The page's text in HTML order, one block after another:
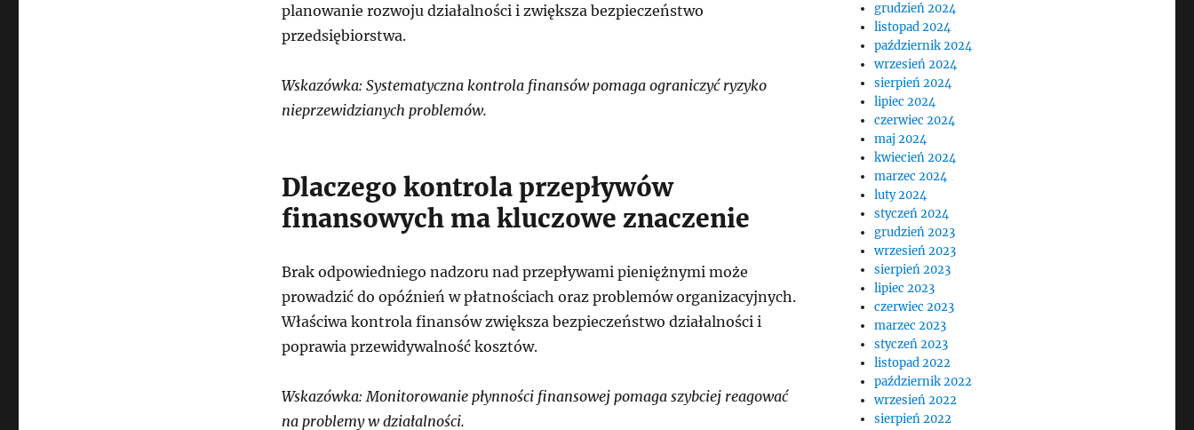
planowanie rozwoju działalności i zwiększa bezpieczeństwo
przedsiębiorstwa.
Wskazówka: Systematyczna kontrola finansów pomaga ograniczyć ryzyko
nieprzewidzianych problemów.
Dlaczego kontrola przepływów
finansowych ma kluczowe znaczenie
Brak odpowiedniego nadzoru nad przepływami pieniężnymi może
prowadzić do opóźnień w płatnościach oraz problemów organizacyjnych.
Właściwa kontrola finansów zwiększa bezpieczeństwo działalności i
poprawia przewidywalność kosztów.
Wskazówka: Monitorowanie płynności finansowej pomaga szybciej reagować
na problemy w działalności.
grudzień 2024
listopad 2024
październik 2024
wrzesień 2024
sierpień 2024
lipiec 2024
czerwiec 2024
maj 2024
kwiecień 2024
marzec 2024
luty 2024
styczeń 2024
grudzień 2023
wrzesień 2023
sierpień 2023
lipiec 2023
czerwiec 2023
marzec 2023
styczeń 2023
listopad 2022
październik 2022
wrzesień 2022
sierpień 2022